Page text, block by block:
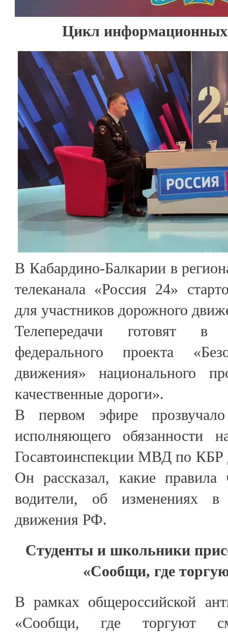
Цикл информационных
В Кабардино-Балкарии в
телеканала «Россия 24»
для участников дорожного
Телепередачи готовят в
федерального проекта
движения» национального
качественные дороги».
В первом эфире
исполняющего обязанности
Госавтоинспекции МВД по КБР
Он рассказал, какие
водители, об изменениях в
движения РФ.
Студенты и школьники
«Сообщи, где
В рамках общероссийской
«Сообщи, где торгуют